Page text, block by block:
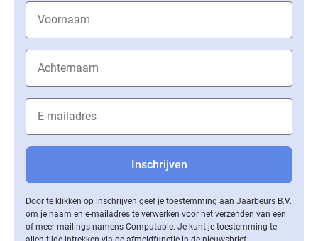
Door te klikken op inschrijven geef je toestemming aan Jaarbeurs B.V.
om je naam en e-mailadres te verwerken voor het verzenden van een
of meer mailings namens Computable. Je kunt je toestemming te